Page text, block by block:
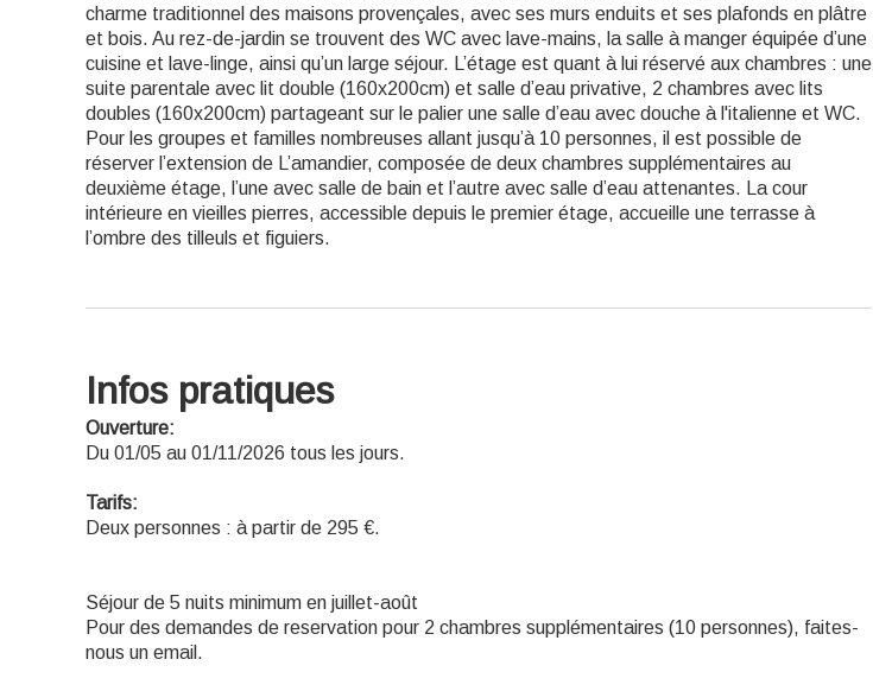
charme traditionnel des maisons provençales, avec ses murs enduits et ses plafonds en plâtre
et bois. Au rez-de-jardin se trouvent des WC avec lave-mains, la salle à manger équipée d’une
cuisine et lave-linge, ainsi qu’un large séjour. L’étage est quant à lui réservé aux chambres : une
suite parentale avec lit double (160x200cm) et salle d’eau privative, 2 chambres avec lits
doubles (160x200cm) partageant sur le palier une salle d’eau avec douche à l'italienne et WC.
Pour les groupes et familles nombreuses allant jusqu’à 10 personnes, il est possible de
réserver l’extension de L’amandier, composée de deux chambres supplémentaires au
deuxième étage, l’une avec salle de bain et l’autre avec salle d’eau attenantes. La cour
intérieure en vieilles pierres, accessible depuis le premier étage, accueille une terrasse à
l’ombre des tilleuls et figuiers.
Infos pratiques
Ouverture:
Du 01/05 au 01/11/2026 tous les jours.
Tarifs:
Deux personnes : à partir de 295 €.
Séjour de 5 nuits minimum en juillet-août
Pour des demandes de reservation pour 2 chambres supplémentaires (10 personnes), faites-
nous un email.